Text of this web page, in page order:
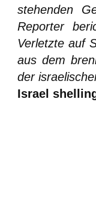
stehenden
Reporter
Verletzte auf
aus dem
der
Israel